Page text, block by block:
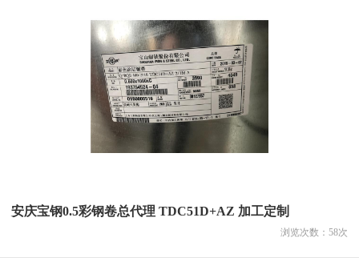
安庆宝钢0.5彩钢卷总代理 TDC51D+AZ 加工定制
浏览次数： 58次